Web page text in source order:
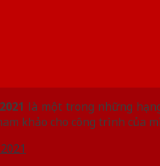
2021 là một trong những
khảo cho công trình của